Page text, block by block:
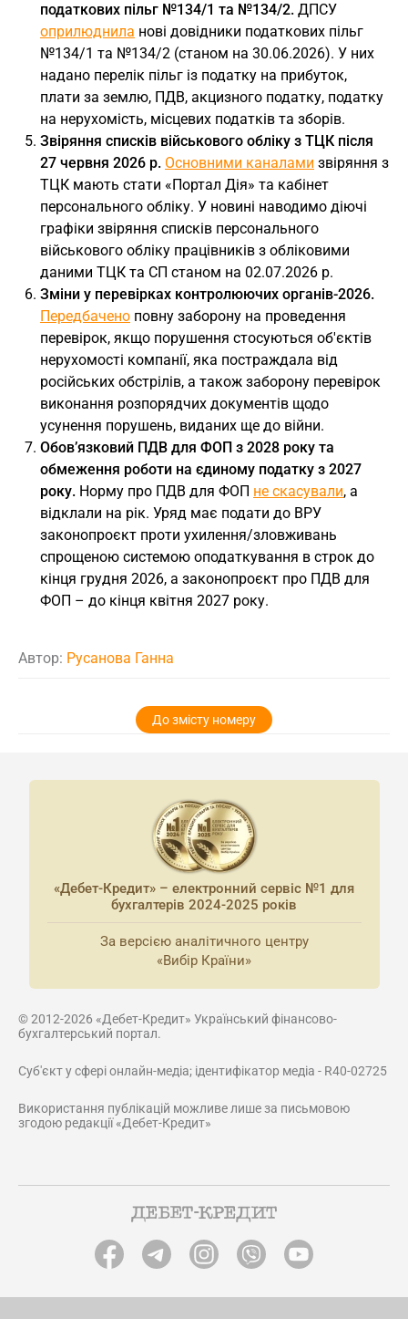
податкових пільг №134/1 та №134/2. ДПСУ
оприлюднила нові довідники податкових пільг
№134/1 та №134/2 (станом на 30.06.2026). У них
надано перелік пільг із податку на прибуток,
плати за землю, ПДВ, акцизного податку, податку
на нерухомість, місцевих податків та зборів.
Звіряння списків військового обліку з ТЦК після
27 червня 2026 р. Основними каналами звіряння з
ТЦК мають стати «Портал Дія» та кабінет
персонального обліку. У новині наводимо діючі
графіки звіряння списків персонального
військового обліку працівників з обліковими
даними ТЦК та СП станом на 02.07.2026 р.
Зміни у перевірках контролюючих органів-2026.
Передбачено повну заборону на проведення
перевірок, якщо порушення стосуються об'єктів
нерухомості компанії, яка постраждала від
російських обстрілів, а також заборону перевірок
виконання розпорядчих документів щодо
усунення порушень, виданих ще до війни.
Обовʼязковий ПДВ для ФОП з 2028 року та
обмеження роботи на єдиному податку з 2027
року. Норму про ПДВ для ФОП не скасували, а
відклали на рік. Уряд має подати до ВРУ
законопроєкт проти ухилення/зловживань
спрощеною системою оподаткування в строк до
кінця грудня 2026, а законопроєкт про ПДВ для
ФОП – до кінця квітня 2027 року.
Автор: Русанова Ганна
До змісту номеру
«Дебет-Кредит» – електронний сервіс №1 для
бухгалтерів 2024-2025 років
За версією аналітичного центру
«Вибір Країни»
© 2012-2026 «Дебет-Кредит» Український фінансово-
бухгалтерський портал.
Суб'єкт у сфері онлайн-медіа; ідентифікатор медіа - R40-02725
Використання публікацій можливе лише за письмовою
згодою редакції «Дебет-Кредит»